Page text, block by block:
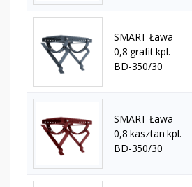
SMART Ława
0,8 grafit kpl.
BD-350/30
SMART Ława
0,8 kasztan kpl.
BD-350/30